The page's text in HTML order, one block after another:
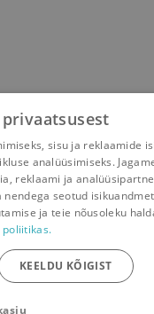
sisu ja reklaamide
analüüsimiseks.
reklaami ja
seotud
ja teie nõusoleku
poliitikas.
KEELDU KÕIGIST